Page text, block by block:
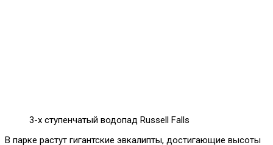
3-х ступенчатый водопад Russell Falls
В парке растут гигантские эвкалипты, достигающие высоты